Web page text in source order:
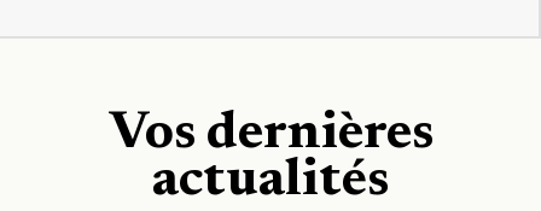
Vos dernières
actualités